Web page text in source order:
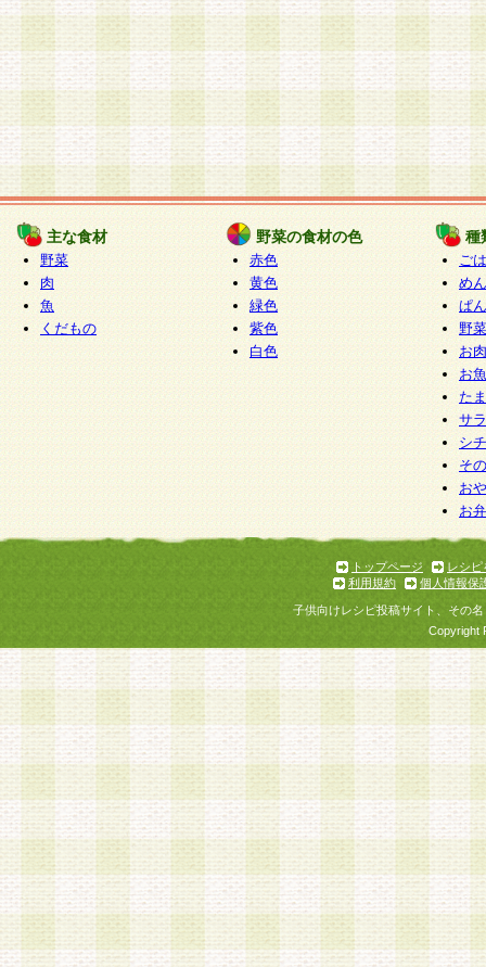
主な食材
野菜
肉
魚
くだもの
野菜の食材の色
赤色
黄色
緑色
紫色
白色
種
ご
めん
ぱん
野
お
お
た
サ
シ
そ
お
お
トップページ
レシピ
利用規約
個人情報保
子供向けレシピ投稿サイト、その
Copyright